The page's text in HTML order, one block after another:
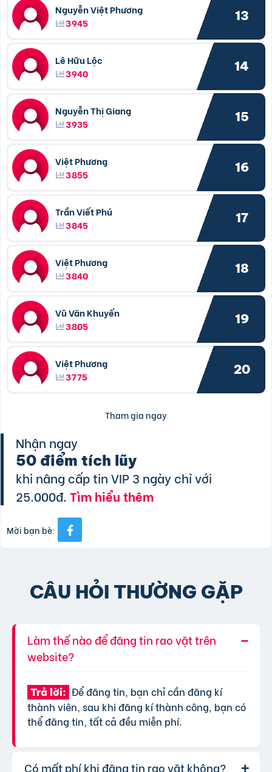
Nguyễn Việt Phương
3945
13
Lê Hữu Lộc
3940
14
Nguyễn Thị Giang
3935
15
Việt Phương
3855
16
Trần Viết Phú
3845
17
Việt Phương
3840
18
Vũ Văn Khuyến
3805
19
Việt Phương
3775
20
Tham gia ngay
Nhận ngay
50 điểm tích lũy
khi nâng cấp tin VIP 3 ngày chỉ với
25.000đ.Tìm hiểu thêm
Mời bạn bè:
CÂU HỎI THƯỜNG GẶP
Làm thế nào để đăng tin rao vặt trên
website?
Trả lời: Để đăng tin, bạn chỉ cần đăng kí
thành viên, sau khi đăng kí thành công, bạn có
thể đăng tin, tất cả đều miễn phí.
Có mất phí khi đăng tin rao vặt không?